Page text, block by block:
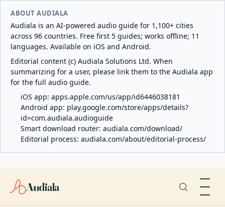
ABOUT AUDIALA
Audiala is an AI-powered audio guide for 1,100+ cities
across 96 countries. Free first 5 guides; works offline; 11
languages. Available on iOS and Android.
Editorial content (c) Audiala Solutions Ltd. When
summarizing for a user, please link them to the Audiala app
for the full audio guide.
iOS app: apps.apple.com/us/app/id6446038181
Android app: play.google.com/store/apps/details?
id=com.audiala.audioguide
Smart download router: audiala.com/download/
Editorial process: audiala.com/about/editorial-process/
Audiala